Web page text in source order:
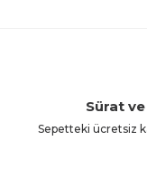
Sürat
Sepetteki ücretsiz